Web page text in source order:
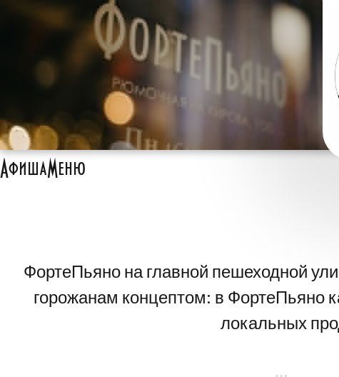
АфишаМеню
ФортеПьяно на главной пешеходной
горожанам концептом: в ФортеПьяно
локальных